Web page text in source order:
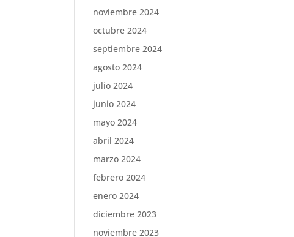
noviembre 2024
octubre 2024
septiembre 2024
agosto 2024
julio 2024
junio 2024
mayo 2024
abril 2024
marzo 2024
febrero 2024
enero 2024
diciembre 2023
noviembre 2023